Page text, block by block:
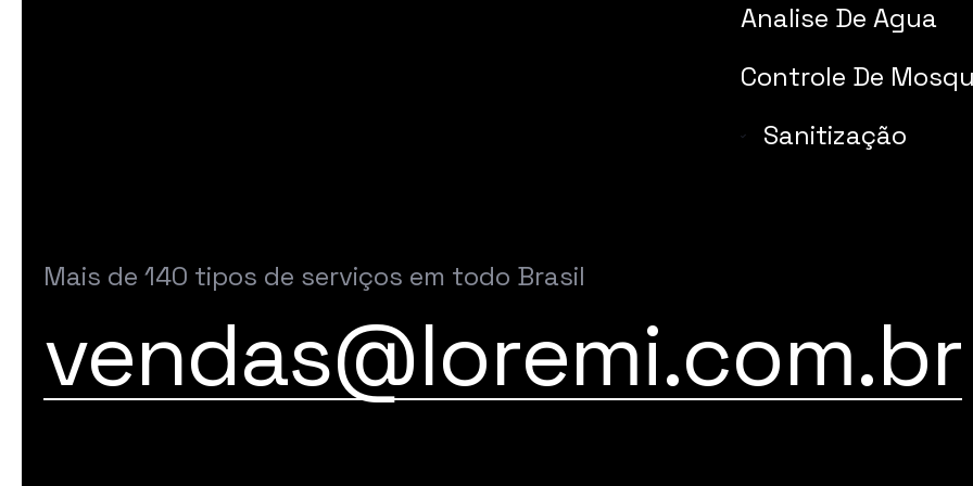
Analise De Agua
Controle De
Sanitização
Mais de 140 tipos de serviços em todo Brasil
vendas@loremi.com.br